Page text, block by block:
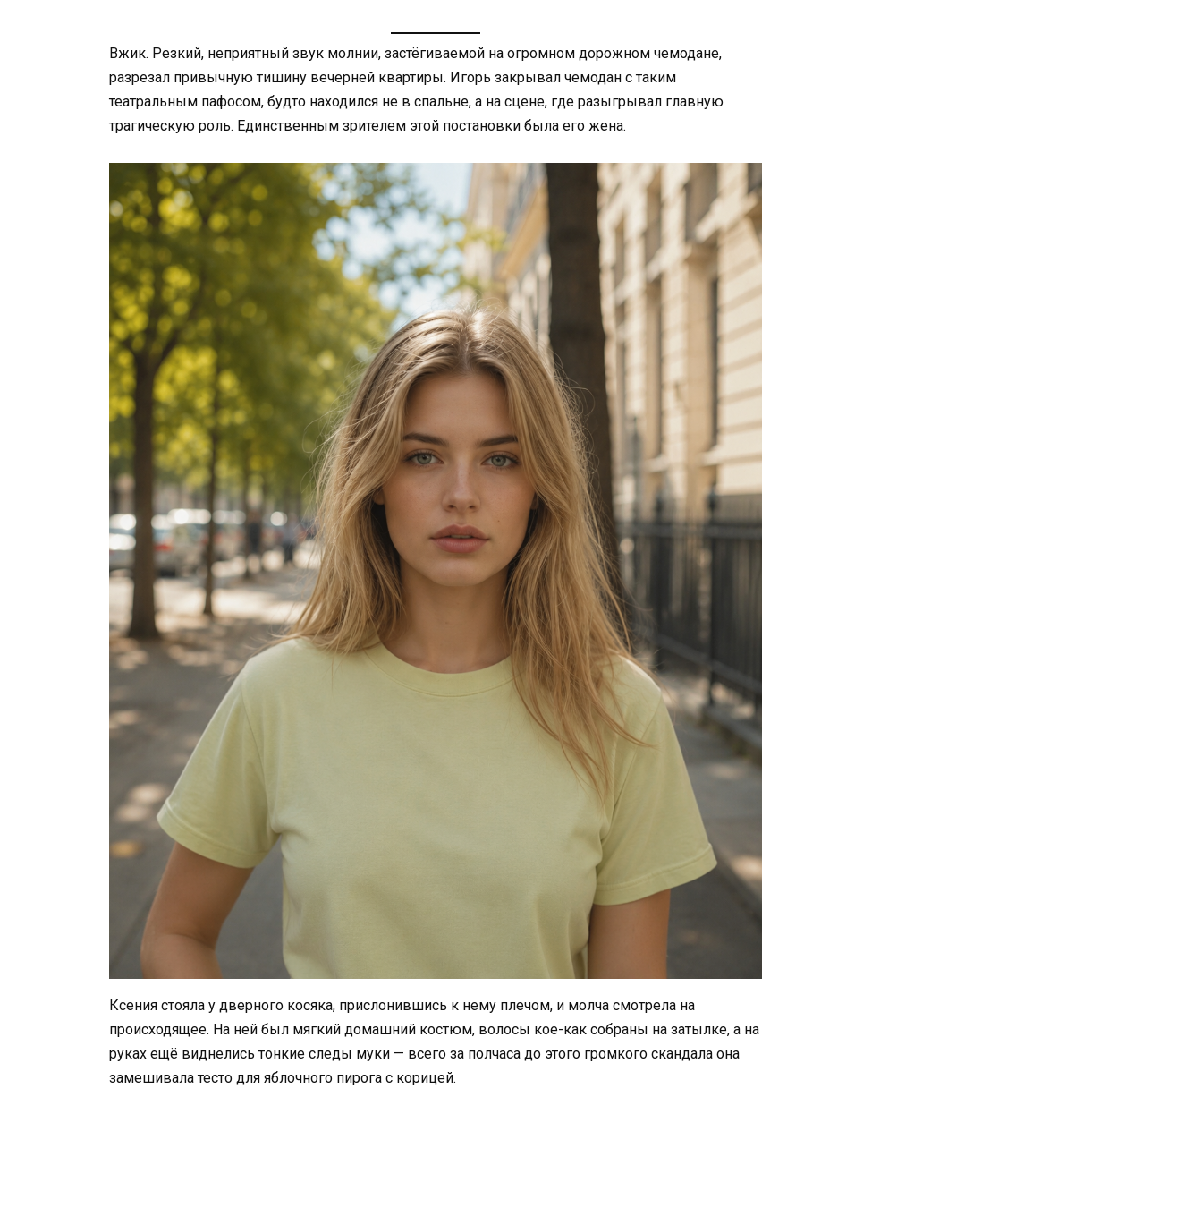
Вжик. Резкий, неприятный звук молнии, застёгиваемой на огромном дорожном чемодане,
разрезал привычную тишину вечерней квартиры. Игорь закрывал чемодан с таким
театральным пафосом, будто находился не в спальне, а на сцене, где разыгрывал главную
трагическую роль. Единственным зрителем этой постановки была его жена.
Ксения стояла у дверного косяка, прислонившись к нему плечом, и молча смотрела на
происходящее. На ней был мягкий домашний костюм, волосы кое-как собраны на затылке, а на
руках ещё виднелись тонкие следы муки — всего за полчаса до этого громкого скандала она
замешивала тесто для яблочного пирога с корицей.